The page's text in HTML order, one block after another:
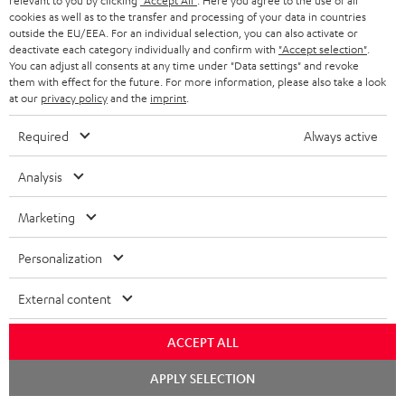
m
V
e
r
a
d
e
n
z
u
G
a
n
i
e
x
i
k
o
a
k
t
d
a
t
n
Teufel Support
Häufige Fragen
Kontakt
Store Finder
Erlebe unsere Produkte hautnah und lass dich
Übersicht
1
Mindesteinkaufswert von 300 EUR. Gültig nur beim Kauf ausgewählter
Produkte bzw. für Bestellungen mit teilnahmeberechtigten Produkten.
Ausgenommen sind Produkte von Drittanbietern (Third-Party-Produkte).
Nicht gültig für bereits getätigte Käufe. Keine Barauszahlung. Nur für
Weiterverkauf von Aktionsgutscheinen ist untersagt. Der Gutschein verliert
AGB
cookies as well as to the transfer and processing of your data in countries
outside the EU/EEA. For an individual selection, you can also activate or
deactivate each category individually and confirm with "Accept selection"
You can adjust all consents at any time under "Data settings" and revoke
them with effect for the future. For more information, please also take a look
at our privacy policyand the imprint
Required Always active
Analysis
Marketing
Personalization
External content
ACCEPT ALL
APPLY SELECTION